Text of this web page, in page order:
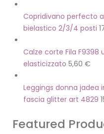
Copridivano perfecto
bielastico 2/3/4 posti
Calze corte Fila
elasticizzato 5,60 €
Leggings donna jadea
fascia glitter art 4829
Featured